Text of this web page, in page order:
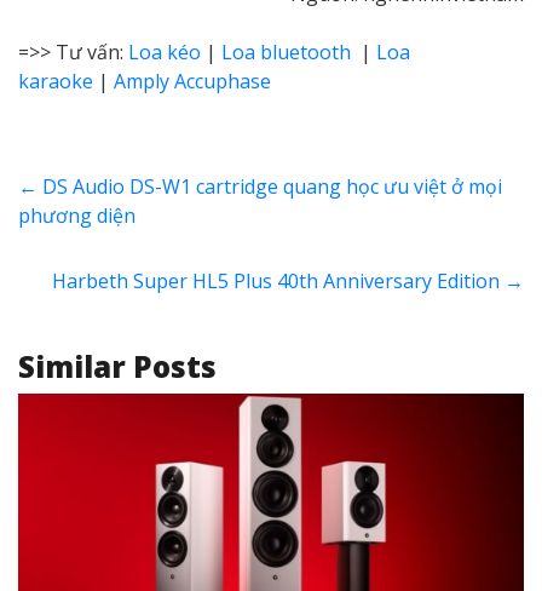
=>> Tư vấn: Loa kéo | Loa bluetooth | Loa
karaoke | Amply Accuphase
← DS Audio DS-W1 cartridge quang học ưu việt ở mọi
phương diện
Harbeth Super HL5 Plus 40th Anniversary Edition →
Similar Posts